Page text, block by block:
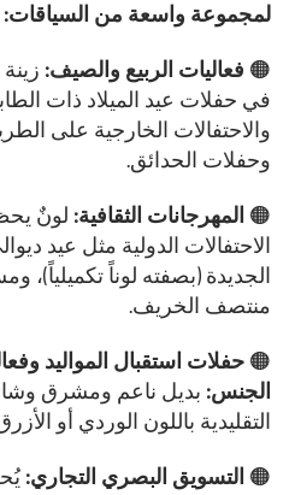
لمجموعة واسعة من السياقات:
🟠 فعاليات الربيع والصيف:
في حفلات عيد الميلاد ذات
وحفلات الحدائق.
🟠 المهرجانات الثقافية: لونٌ
الاحتفالات الدولية مثل عيد
الجديدة (بصفته لوناً
منتصف الخريف.
🟠 حفلات استقبال المواليد
الجنس: بديل ناعم ومشرق
التقليدية باللون الوردي أو
🟠 التسويق البصري التجاري: